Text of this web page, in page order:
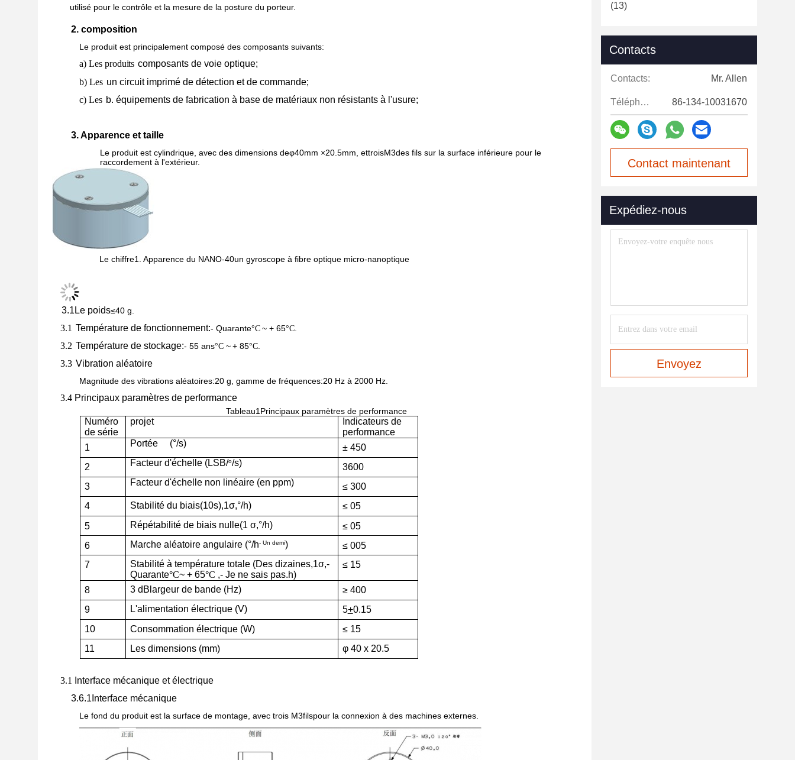
utilisé pour le contrôle et la mesure de la posture du porteur.
2. composition
Le produit est principalement composé des composants suivants:
a) Les produits composants de voie optique;
b) Les un circuit imprimé de détection et de commande;
c) Les b. équipements de fabrication à base de matériaux non résistants à l'usure;
3. Apparence et taille
Le produit est cylindrique, avec des dimensions deφ40mm ×20.5mm, ettroisM3des fils sur la surface inférieure pour le
raccordement à l'extérieur.
Le chiffre1. Apparence du NANO-40un gyroscope à fibre optique micro-nanoptique
3.1 Le poids≤40 g
3.1 Température de fonctionnement:- Quarante°C ~ + 65°C.
3.2 Température de stockage:- 55 ans°C ~ + 85°C
3.3 Vibration aléatoire
Magnitude des vibrations aléatoires:20 g , gamme de fréquences:20 Hz à 2000 Hz.
3.4 Principaux paramètres de performance
Tableau1Principaux paramètres de performance
Numéro
de série
projet
Indicateurs de
performance
1
Portée (°/s)
± 450
2
Facteur d'échelle (LSB/o/s)
3600
3
Facteur d'échelle non linéaire (en ppm)
≤ 300
4
Stabilité du biais(10s),1σ,°/h)
≤ 05
5
Répétabilité de biais nulle(1 σ,°/h)
≤ 05
6
Marche aléatoire angulaire (°/h- Un demi)
≤ 005
7
Stabilité à température totale (Des dizaines,1σ,-
Quarante°C~ + 65°C ,- Je ne sais pas.h)
≤ 15
8 3 dB largeur de bande (Hz)
≥ 400
9
L'alimentation électrique (V) 5+0.15
10
Consommation électrique (W)
≤ 15
11
Les dimensions (mm) φ 40 x 20.5
3.1
Interface mécanique et électrique
3.6.1 Interface mécanique
Le fond du produit est la surface de montage, avec trois M3filspour la connexion à des machines externes.
(13)
Contacts
Contacts: Mr. Allen
Téléphone: 86-134-10031670
Contact maintenant
Expédiez-nous
Envoyez